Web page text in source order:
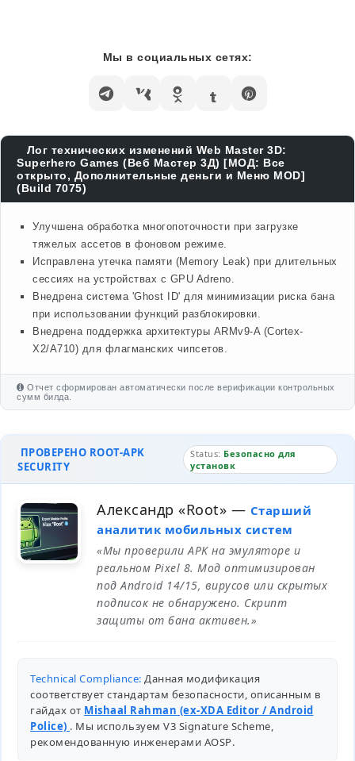
Мы в социальных сетях:
Лог технических изменений Web Master 3D:
Superhero Games (Веб Мастер 3Д) [МОД: Все
открыто, Дополнительные деньги и Меню MOD]
(Build 7075)
Улучшена обработка многопоточности при загрузке
тяжелых ассетов в фоновом режиме.
Исправлена утечка памяти (Memory Leak) при длительных
сессиях на устройствах с GPU Adreno.
Внедрена система 'Ghost ID' для минимизации риска бана
при использовании функций разблокировки.
Внедрена поддержка архитектуры ARMv9-A (Cortex-
X2/A710) для флагманских чипсетов.
Отчет сформирован автоматически после верификации контрольных
сумм билда.
ПРОВЕРЕНО ROOT-APK
SECURITY
Status: Безопасно для
установк
Александр «Root» — Старший
аналитик мобильных систем
«Мы проверили APK на эмуляторе и
реальном Pixel 8. Мод оптимизирован
под Android 14/15, вирусов или скрытых
подписок не обнаружено. Скрипт
защиты от бана активен.»
Technical Compliance: Данная модификация
соответствует стандартам безопасности, описанным в
гайдах от Mishaal Rahman (ex-XDA Editor / Android
Police) . Мы используем V3 Signature Scheme,
рекомендованную инженерами AOSP.